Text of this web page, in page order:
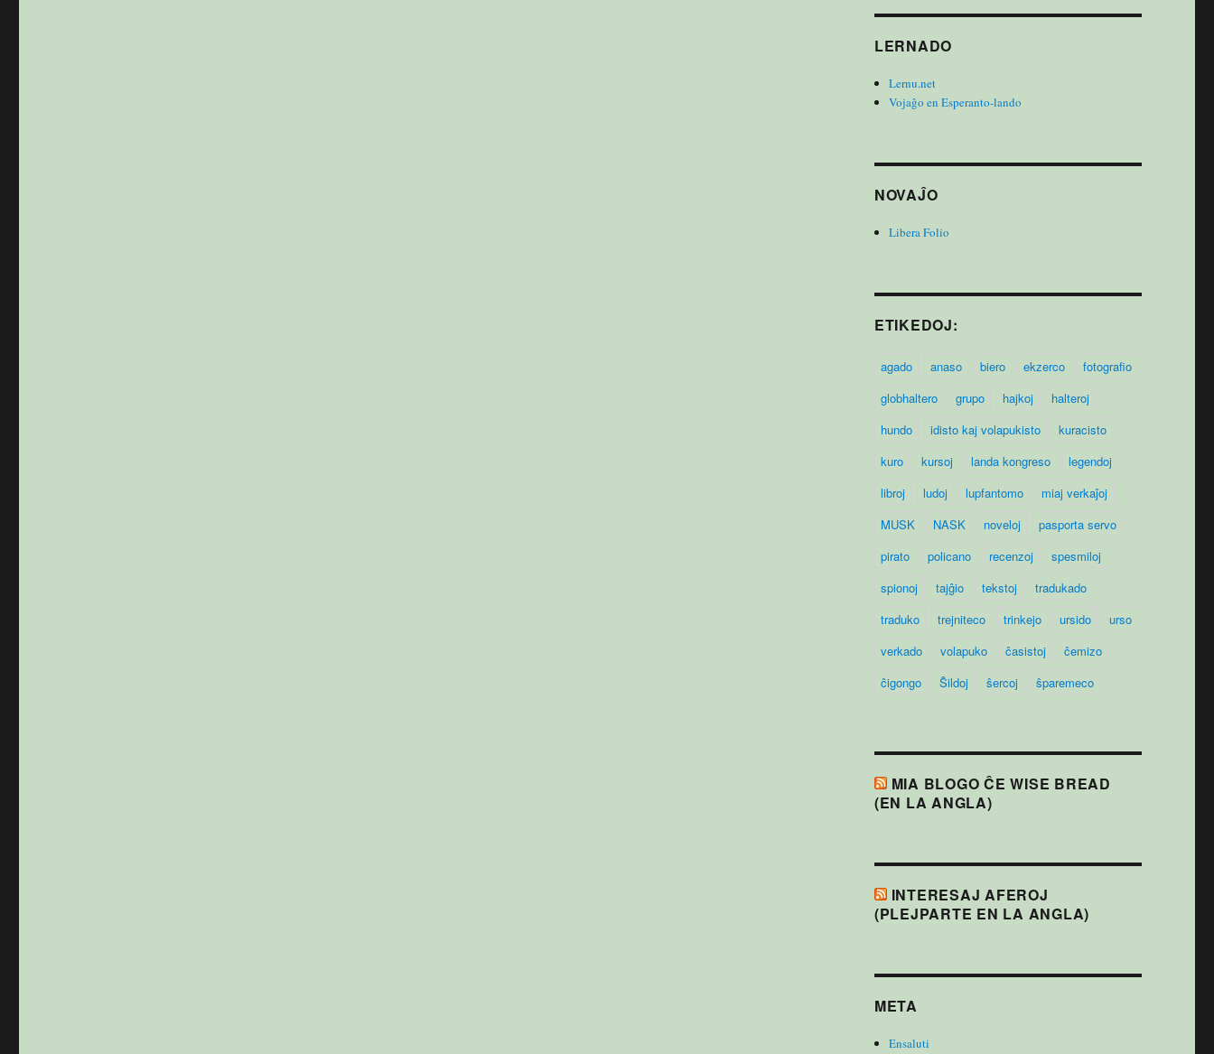
LERNADO
Lernu.net
Vojaĝo en Esperanto-lando
NOVAĴO
Libera Folio
ETIKEDOJ:
agado anaso biero ekzerco
fotografio
globhaltero
grupo hajkoj
halteroj
hundo
idisto kaj volapukisto
kuracisto
kuro
kursoj landa kongreso
legendoj
libroj
ludoj lupfantomo
miaj verkaĵoj
MUSK
NASK noveloj
pasporta servo
pirato
policano recenzoj
spesmiloj
spionoj
tajĝio tekstoj
tradukado
traduko
trejniteco trinkejo ursido
urso
verkado
volapuko ĉasistoj
ĉemizo
ĉigongo
Ŝildoj ŝercoj ŝparemeco
MIA BLOGO ĈE WISE BREAD
(EN LA ANGLA)
INTERESAJ AFEROJ
(PLEJPARTE EN LA ANGLA)
META
Ensaluti